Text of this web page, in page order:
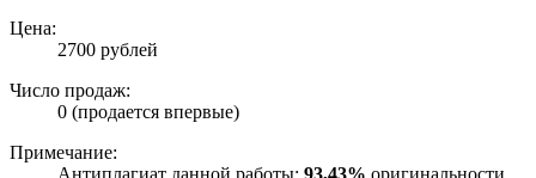
Цена:
2700 рублей
Число продаж:
0 (продается впервые)
Примечание: